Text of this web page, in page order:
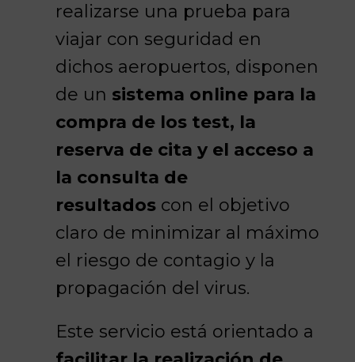
realizarse una prueba para
viajar con seguridad en
dichos aeropuertos, disponen
de un sistema online para la
compra de los test, la
reserva de cita y el acceso a
la consulta de
resultados con el objetivo
claro de minimizar al máximo
el riesgo de contagio y la
propagación del virus.
Este servicio está orientado a